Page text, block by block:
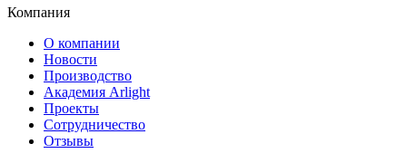
Компания
О компании
Новости
Производство
Академия Arlight
Проекты
Сотрудничество
Отзывы